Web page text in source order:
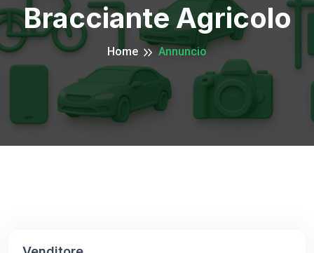
Bracciante Agricolo
Home Annuncio